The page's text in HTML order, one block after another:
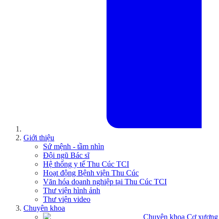
Giới thiệu
Sứ mệnh - tầm nhìn
Đội ngũ Bác sĩ
Hệ thống y tế Thu Cúc TCI
Hoạt động Bệnh viện Thu Cúc
Văn hóa doanh nghiệp tại Thu Cúc TCI
Thư viện hình ảnh
Thư viện video
Chuyên khoa
Chuyên khoa Cơ